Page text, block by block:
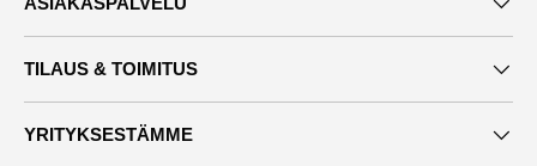
TILAUS & TOIMITUS
YRITYKSESTÄMME